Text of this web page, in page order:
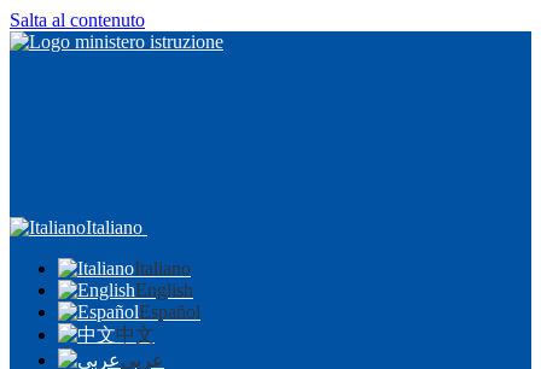
Salta al contenuto
Italiano
Italiano
English
Español
中文
عربى